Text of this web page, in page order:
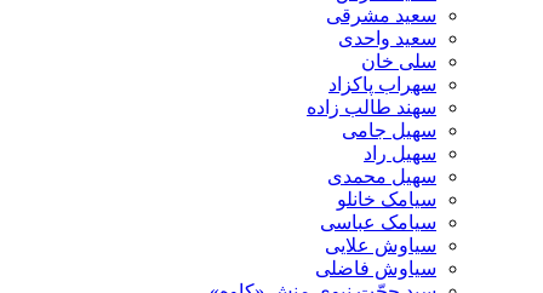
سعید مشرقی
سعید واحدی
سلی خان
سهراب پاکزاد
سهند طالب زاده
سهیل جامی
سهیل راد
سهیل محمدی
سیامک خانلو
سیامک عباسی
سیاوش علایی
سیاوش فاضلی